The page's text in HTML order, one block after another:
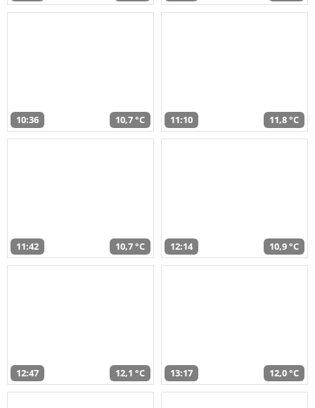
10:36 10,7 °C 11:10 11,8 °C
11:42 10,7 °C 12:14 10,9 °C
12:47 12,1 °C 13:17 12,0 °C